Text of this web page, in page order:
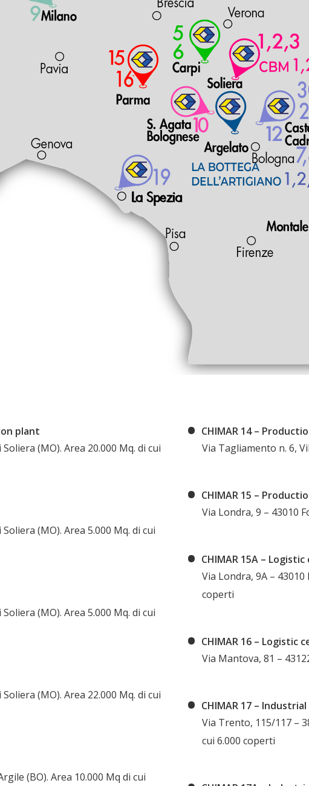
plant
(MO). Area 20.000 Mq. di cui
(MO). Area 5.000 Mq. di cui
(MO). Area 5.000 Mq. di cui
(MO). Area 22.000 Mq. di cui
(BO). Area 10.000 Mq di cui
CHIMAR 14 –
Via Tagliamento n. 6,
CHIMAR 15 –
Via Londra, 9 – 43010
CHIMAR 15A –
Via Londra, 9A – 43010
coperti
CHIMAR 16 – Logistic
Via Mantova, 81 –
CHIMAR 17 –
Via Trento, 115/117 –
cui 6.000 coperti